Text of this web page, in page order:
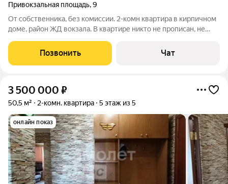
Привокзальная площадь,9
От собственника, без комиссии. 2-комн квартира в кирпичном
доме, район ЖД вокзала. В квартире никто не прописан, не
мебель, бытовая техника. Развитая инфраструктура, рядом
остановка.
Позвонить Чат
3 500 000 ₽
50,5 м² 2-комн. квартира 5 этаж из 5
онлайн показ